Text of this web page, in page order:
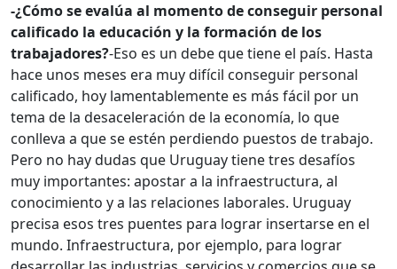
-¿Cómo se evalúa al momento de conseguir personal
calificado la educación y la formación de los
trabajadores?-Eso es un debe que tiene el país. Hasta
hace unos meses era muy difícil conseguir personal
calificado, hoy lamentablemente es más fácil por un
tema de la desaceleración de la economía, lo que
conlleva a que se estén perdiendo puestos de trabajo.
Pero no hay dudas que Uruguay tiene tres desafíos
muy importantes: apostar a la infraestructura, al
conocimiento y a las relaciones laborales. Uruguay
precisa esos tres puentes para lograr insertarse en el
mundo. Infraestructura, por ejemplo, para lograr